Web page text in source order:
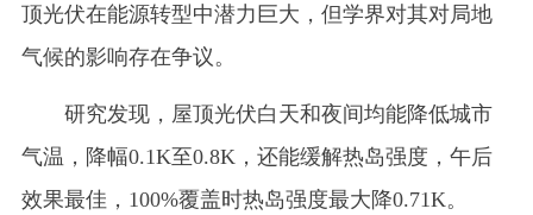
顶光伏在能源转型中潜力巨大，但学界对其对局地
气候的影响存在争议。
研究发现，屋顶光伏白天和夜间均能降低城市
气温，降幅0.1K至0.8K，还能缓解热岛强度，午后
效果最佳，100%覆盖时热岛强度最大降0.71K。